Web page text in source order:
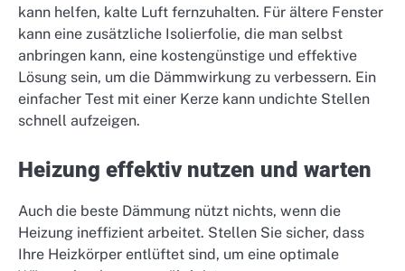
kann helfen, kalte Luft fernzuhalten. Für ältere Fenster
kann eine zusätzliche Isolierfolie, die man selbst
anbringen kann, eine kostengünstige und effektive
Lösung sein, um die Dämmwirkung zu verbessern. Ein
einfacher Test mit einer Kerze kann undichte Stellen
schnell aufzeigen.
Heizung effektiv nutzen und warten
Auch die beste Dämmung nützt nichts, wenn die
Heizung ineffizient arbeitet. Stellen Sie sicher, dass
Ihre Heizkörper entlüftet sind, um eine optimale